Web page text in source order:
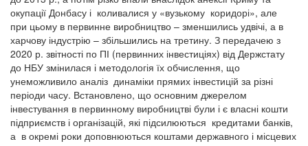
окупації Донбасу і коливалися у «вузькому коридорі», але
при цьому в первинне виробництво – зменшились удвічі, а в
харчову індустрію – збільшились на третину. З передачею з
2020 р. звітності по ПІ (первинних інвестиціях) від Держстату
до НБУ змінилася і методологія їх обчислення, що
унеможливило аналіз динаміки прямих інвестицій за різні
періоди часу. Встановлено, що основним джерелом
інвестування в первинному виробництві були і є власні кошти
підприємств і організацій, які підсилюються кредитами банків,
а в окремі роки доповнюються коштами державного і місцевих